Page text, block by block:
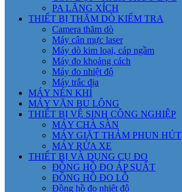
PA LĂNG XÍCH
THIẾT BỊ THĂM DÒ KIỂM TRA
Camera thăm dò
Máy cân mực laser
Máy dò kim loại, cáp ngầm
Máy đo khoảng cách
Máy đo nhiệt độ
Máy trắc địa
MÁY NÉN KHÍ
MÁY VẶN BU LÔNG
THIẾT BỊ VỆ SINH CÔNG NGHIỆP
MÁY CHÀ SÀN
MÁY GIẶT THẢM PHUN HÚT
MÁY RỬA XE
THIẾT BỊ VÀ DỤNG CỤ ĐO
ĐỒNG HỒ ĐO ÁP SUẤT
ĐỒNG HỒ ĐO LỖ
Đồng hồ đo nhiệt độ